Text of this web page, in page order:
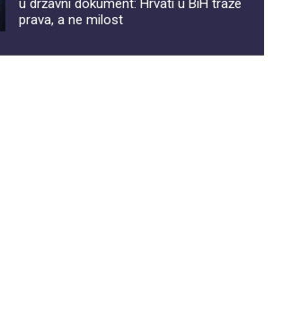
u državni dokument: Hrvati u BiH traže
prava, a ne milost